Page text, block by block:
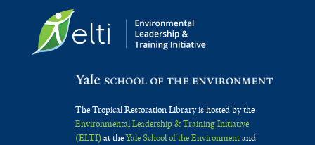
The Tropical Restoration Library is hosted by the
Environmental Leadership & Training Initiative
(ELTI)at theYale School of the Environmentand